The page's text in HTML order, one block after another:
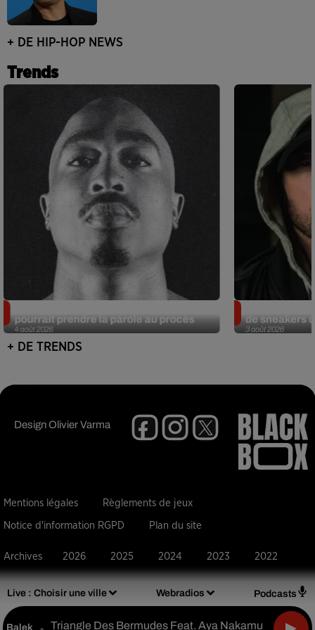
Live : Choisir une ville Webradios Podcasts
Balek Triangle Des Bermudes Feat. Aya Nakamura
+ DE HIP-HOP NEWS
Trends
4 août 2026
pourrait prendre la parole au procès
3 août 2026
de sneakers
+ DE TRENDS
DesignOlivier Varma
Mentions légales Règlements de jeux
Notice d'information RGPD Plan du site
Archives 2026 2025 2024 2023 2022